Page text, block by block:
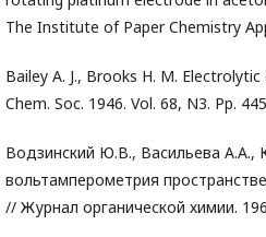
The Institute of Paper Chemistry
Bailey A. J., Brooks H. M.
Chem. Soc. 1946. Vol. 68, N3. Pp.
Водзинский Ю.В., Васильева
вольтамперометрия
// Журнал органической химии.